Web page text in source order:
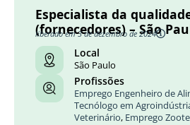
Especialista da
(fornecedores) – São
liberado em 3 de dezembro de 2024
Local
São Paulo
Profissões
Emprego Engenheiro de
Tecnólogo em
Veterinário, Emprego